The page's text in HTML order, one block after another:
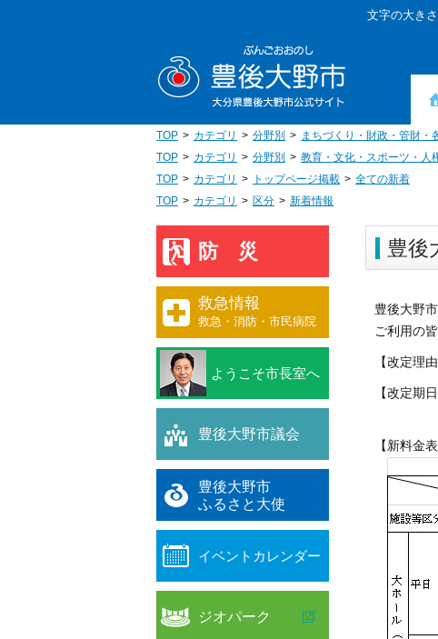
移
文字の大きさ
TOP カテゴリ 分野別
まちづくり・財政・管財・
TOP
カテゴリ 分野別 教育・文化・スポーツ・人
TOP
カテゴリ トップページ掲載
全ての新着
TOP
カテゴリ 区分 新着情報
豊後
豊後大野
ご利用の
【改定理
【改定期
※上記期
【新料金
防災
救急情報
救急・消防・市民病院
ようこそ市長室へ
豊後大野市議会
豊後大野市
ふるさと大使
イベントカレンダー
ジオパーク